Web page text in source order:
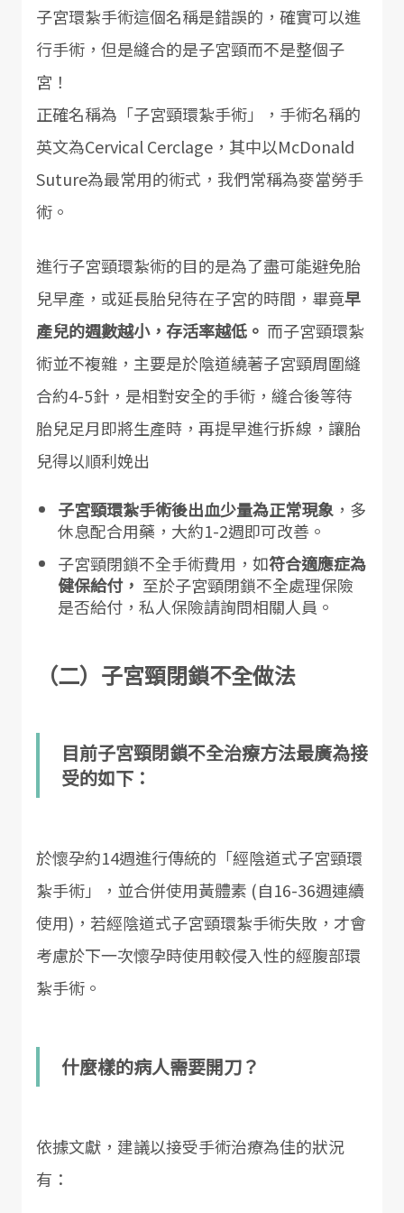
子宮環紮手術這個名稱是錯誤的，確實可以進
行手術，但是縫合的是子宮頸而不是整個子
宮！
正確名稱為「子宮頸環紮手術」，手術名稱的
英文為Cervical Cerclage，其中以McDonald
Suture為最常用的術式，我們常稱為麥當勞手
術。
進行子宮頸環紮術的目的是為了盡可能避免胎
兒早產，或延長胎兒待在子宮的時間，畢竟早
產兒的週數越小，存活率越低。 而子宮頸環紮
術並不複雜，主要是於陰道繞著子宮頸周圍縫
合約4-5針，是相對安全的手術，縫合後等待
胎兒足月即將生產時，再提早進行拆線，讓胎
兒得以順利娩出
子宮頸環紮手術後出血少量為正常現象 ，多
休息配合用藥，大約1-2週即可改善。
子宮頸閉鎖不全手術費用，如符合適應症為
健保給付， 至於子宮頸閉鎖不全處理保險
是否給付，私人保險請詢問相關人員。
（二）子宮頸閉鎖不全做法
目前子宮頸閉鎖不全治療方法最廣為接
受的如下：
於懷孕約14週進行傳統的「經陰道式子宮頸環
紮手術」，並合併使用黃體素 (自16-36週連續
使用)，若經陰道式子宮頸環紮手術失敗，才會
考慮於下一次懷孕時使用較侵入性的經腹部環
紮手術。
什麼樣的病人需要開刀？
依據文獻，建議以接受手術治療為佳的狀況
有：